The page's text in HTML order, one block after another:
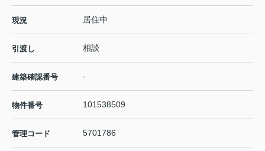
現況 居住中
引渡し 相談
建築確認番号 -
物件番号 101538509
管理コード 5701786